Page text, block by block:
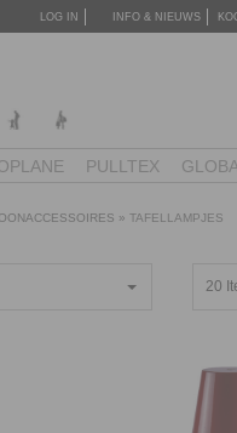
LOG IN INFO & NIEUWS
PULLTEX
» TAFELLAMPJES
20